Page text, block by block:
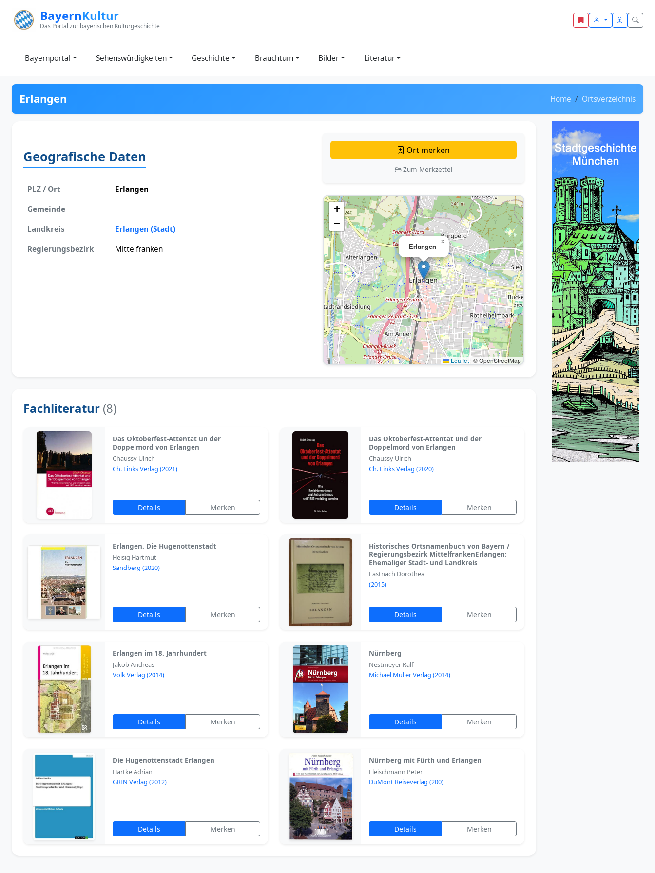
BayernKultur
Das Portal zur bayerischen Kulturgeschichte
Bayernportal Sehenswürdigkeiten Geschichte Brauchtum Bilder Literatur
Erlangen Home Ortsverzeichnis
Geografische Daten
PLZ / Ort
Erlangen
Gemeinde
Landkreis
Erlangen (Stadt)
Regierungsbezirk
Mittelfranken
Ort merken
Zum Merkzettel
Erlangen
×
+
−
Leaflet | © OpenStreetMap
Fachliteratur (8)
Das Oktoberfest-Attentat un der
Doppelmord von Erlangen
Chaussy Ulrich
Ch. Links Verlag (2021)
Details Merken
Das Oktoberfest-Attentat und der
Doppelmord von Erlangen
Chaussy Ulrich
Ch. Links Verlag (2020)
Details Merken
Erlangen. Die Hugenottenstadt
Heisig Hartmut
Sandberg (2020)
Details Merken
Historisches Ortsnamenbuch von Bayern /
Regierungsbezirk MittelfrankenErlangen:
Ehemaliger Stadt- und Landkreis
Fastnach Dorothea
(2015)
Details Merken
Erlangen im 18. Jahrhundert
Jakob Andreas
Volk Verlag (2014)
Details Merken
Nürnberg
Nestmeyer Ralf
Michael Müller Verlag (2014)
Details Merken
Die Hugenottenstadt Erlangen
Hartke Adrian
GRIN Verlag (2012)
Details Merken
Nürnberg mit Fürth und Erlangen
Fleischmann Peter
DuMont Reiseverlag (200)
Details Merken